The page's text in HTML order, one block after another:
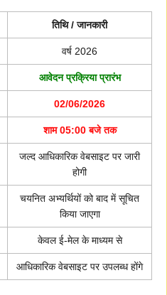
तिथि / जानकारी
वर्ष 2026
आवेदन प्रक्रिया प्रारंभ
02/06/2026
शाम 05:00 बजे तक
जल्द आधिकारिक वेबसाइट पर जारी
होगी
चयनित अभ्यर्थियों को बाद में सूचित
किया जाएगा
केवल ई-मेल के माध्यम से
आधिकारिक वेबसाइट पर उपलब्ध होंगे